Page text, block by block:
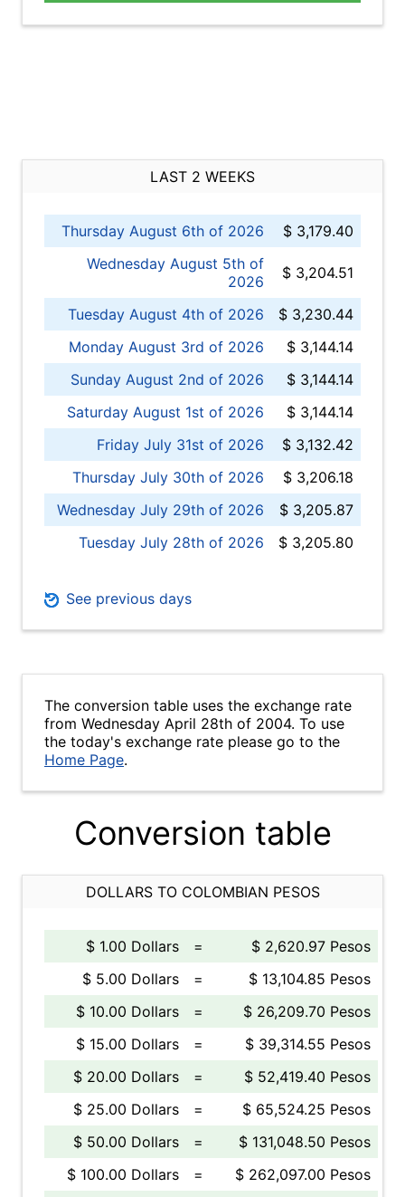
LAST 2 WEEKS
Thursday August 6th of 2026
$ 3,179.40
Wednesday August 5th of
2026
$ 3,204.51
Tuesday August 4th of 2026
$ 3,230.44
Monday August 3rd of 2026
$ 3,144.14
Sunday August 2nd of 2026
$ 3,144.14
Saturday August 1st of 2026
$ 3,144.14
Friday July 31st of 2026
$ 3,132.42
Thursday July 30th of 2026
$ 3,206.18
Wednesday July 29th of 2026
$ 3,205.87
Tuesday July 28th of 2026
$ 3,205.80
See previous days
The conversion table uses the exchange rate
from Wednesday April 28th of 2004. To use
the today's exchange rate please go to the
Home Page.
Conversion table
DOLLARS TO COLOMBIAN PESOS
$ 1.00 Dollars =
$ 2,620.97 Pesos
$ 5.00 Dollars
=
$ 13,104.85 Pesos
$ 10.00 Dollars
=
$ 26,209.70 Pesos
$ 15.00 Dollars
=
$ 39,314.55 Pesos
$ 20.00 Dollars
=
$ 52,419.40 Pesos
$ 25.00 Dollars
=
$ 65,524.25 Pesos
$ 50.00 Dollars
=
$ 131,048.50 Pesos
$ 100.00 Dollars
=
$ 262,097.00 Pesos